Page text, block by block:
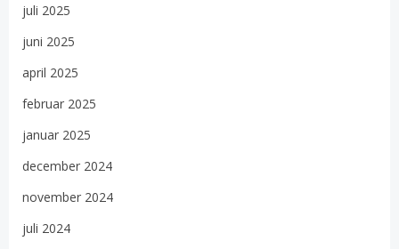
juli 2025
juni 2025
april 2025
februar 2025
januar 2025
december 2024
november 2024
juli 2024